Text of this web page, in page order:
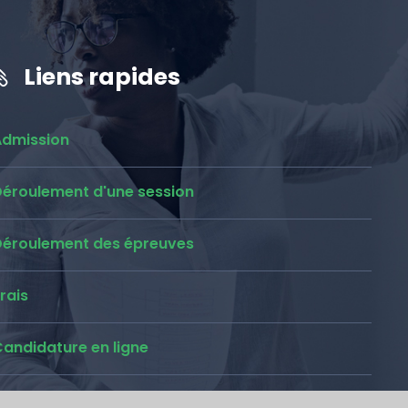
Liens rapides
d'une session
des épreuves
en ligne